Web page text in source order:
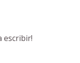
escribir!